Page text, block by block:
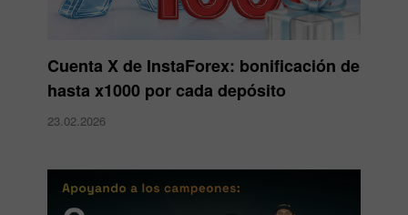
Cuenta X de InstaForex: bonificación de
hasta x1000 por cada depósito
23.02.2026